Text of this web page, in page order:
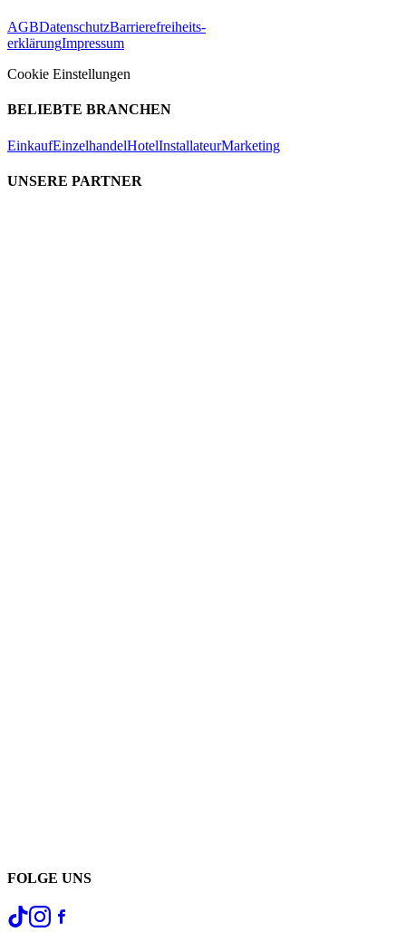
AGBDatenschutzBarrierefreiheits-
erklärungImpressum
Cookie Einstellungen
BELIEBTE BRANCHEN
EinkaufEinzelhandelHotelInstallateurMarketing
UNSERE PARTNER
FOLGE UNS